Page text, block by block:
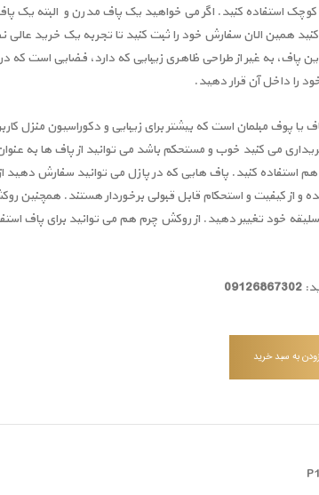
استفاده کنید. اگر می خواهید یک پاف مدرن و البته یک
همین الان سفارش خود را ثبت کنید تا تجربه یک خرید عالی
پاف، به غیر از طراحی ظاهری زیبایی که دارد، فضایی است که در
را داخل آن قرار دهید.
یا پوف مبلمان است که بیشتر برای زیبایی و دکوراسیون منزل
می کنید خوب و مستحکم باشد می توانید از پاف ها به
استفاده کنید. پاف هایی که در پازل می توانید سفارش دهید
و از کیفیت و استحکام قابل قبولی برخوردار هستند. همچنین
سلیقه خود تغییر دهید. از روکش چرم هم می توانید برای پاف
به سبد خرید